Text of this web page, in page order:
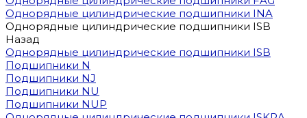
Однорядные цилиндрические подшипники INA
Однорядные цилиндрические подшипники ISB
Назад
Однорядные цилиндрические подшипники ISB
Подшипники N
Подшипники NJ
Подшипники NU
Подшипники NUP